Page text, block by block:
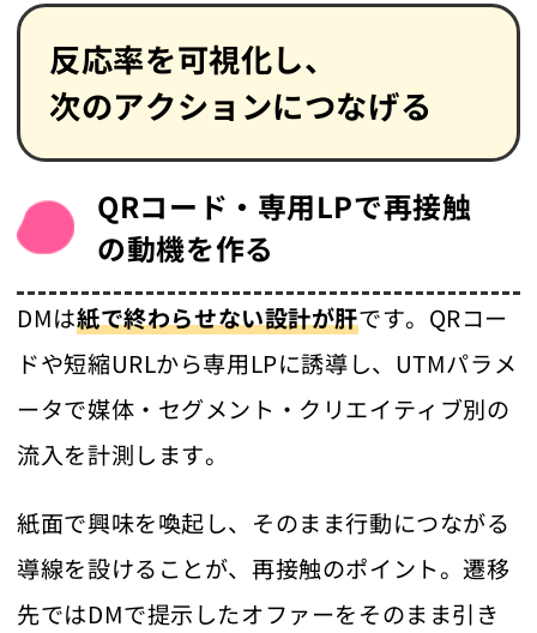
反応率を可視化し、
次のアクションにつなげる
QRコード・専用LPで再接触
の動機を作る
DMは紙で終わらせない設計が肝です。QRコー
ドや短縮URLから専用LPに誘導し、UTMパラメ
ータで媒体・セグメント・クリエイティブ別の
流入を計測します。
紙面で興味を喚起し、そのまま行動につながる
導線を設けることが、再接触のポイント。遷移
先ではDMで提示したオファーをそのまま引き